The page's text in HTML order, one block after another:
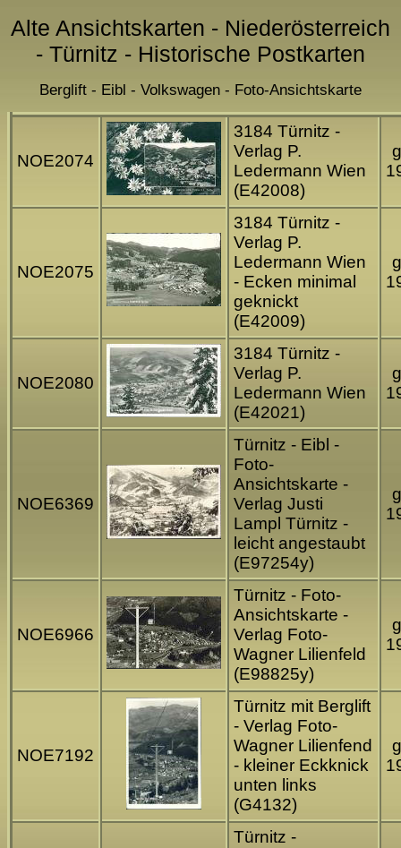
Alte Ansichtskarten - Niederösterreich
- Türnitz - Historische Postkarten
Berglift - Eibl - Volkswagen - Foto-Ansichtskarte
NOE2074
3184 Türnitz -
Verlag P.
Ledermann Wien
(E42008)
NOE2075
3184 Türnitz -
Verlag P.
Ledermann Wien
- Ecken minimal
geknickt
(E42009)
NOE2080
3184 Türnitz -
Verlag P.
Ledermann Wien
(E42021)
NOE6369
Türnitz - Eibl -
Foto-
Ansichtskarte -
Verlag Justi
Lampl Türnitz -
leicht angestaubt
(E97254y)
NOE6966
Türnitz - Foto-
Ansichtskarte -
Verlag Foto-
Wagner Lilienfeld
(E98825y)
NOE7192
Türnitz mit Berglift
- Verlag Foto-
Wagner Lilienfend
- kleiner Eckknick
unten links
(G4132)
Türnitz -